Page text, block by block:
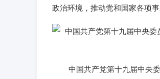
政治环境，推动党和国家各项
中国共产党第十九届中央委